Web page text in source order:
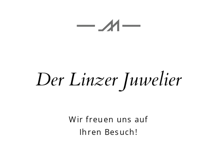
Der Linzer Juwelier
Wir freuen uns auf
Ihren Besuch!